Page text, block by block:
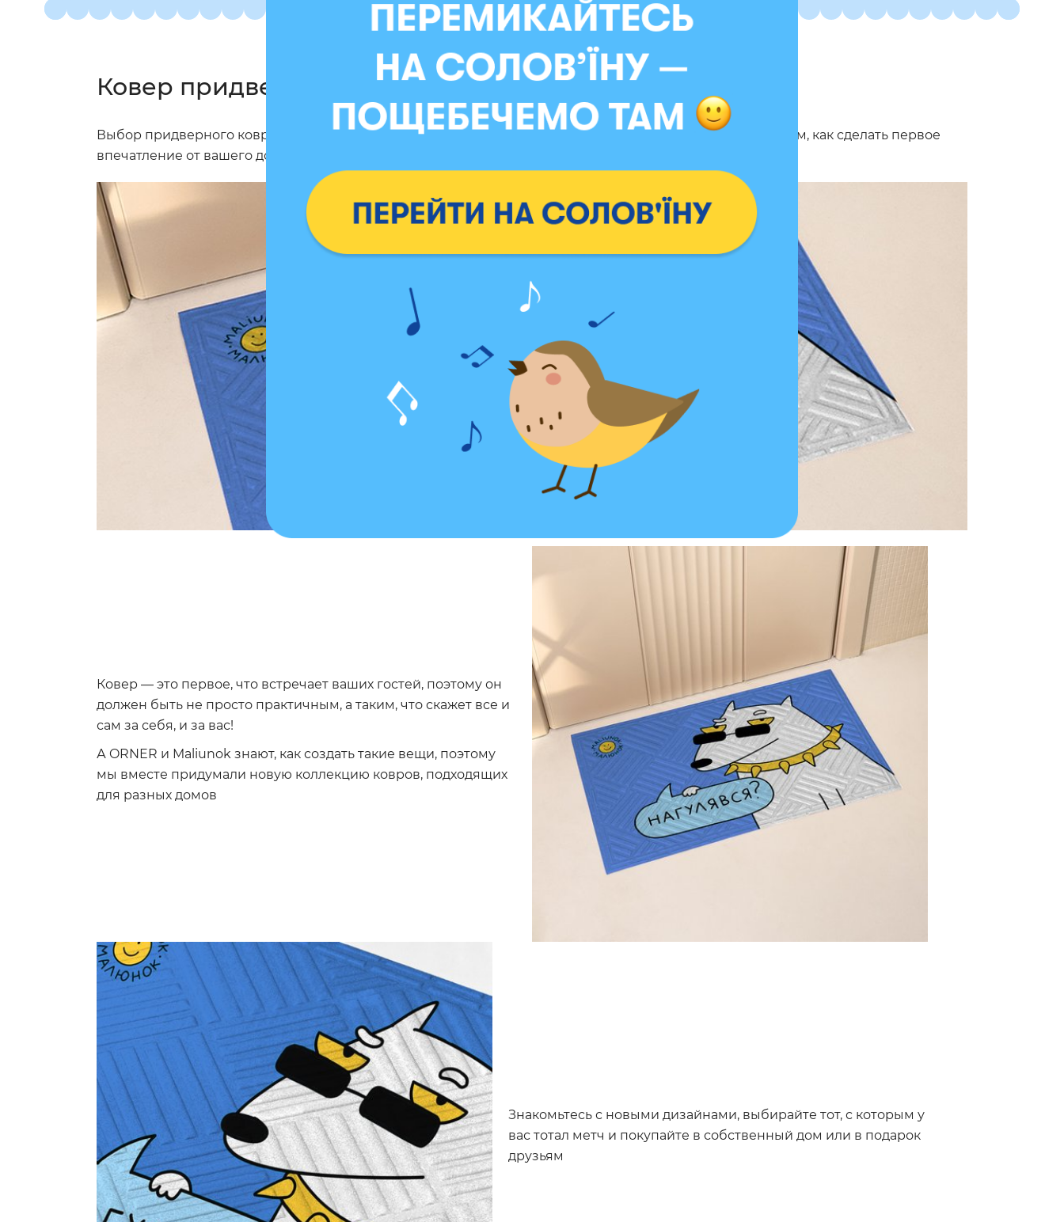
Ковер придверный ORNER x Maliunok «Нагулялся»
Выбор придверного ковра — это шанс задать вечеру правильное настроение прямо с порога, и мы знаем, как сделать первое
впечатление от вашего дома настоящим «ого!» и «хаха, какой классный коврик»
Ковер — это первое, что встречает ваших гостей, поэтому он
должен быть не просто практичным, а таким, что скажет все и
сам за себя, и за вас!
А ORNER и Maliunok знают, как создать такие вещи, поэтому
мы вместе придумали новую коллекцию ковров, подходящих
для разных домов
Знакомьтесь с новыми дизайнами, выбирайте тот, с которым у
вас тотал метч и покупайте в собственный дом или в подарок
друзьям